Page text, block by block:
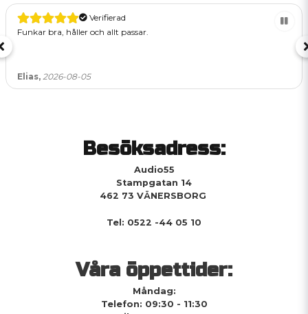
Verifierad
Funkar bra, håller och allt passar.
Elias, 2026-08-05
Besöksadress:
Audio55
Stampgatan 14
462 73 VÄNERSBORG
Tel: 0522 -44 05 10
Våra öppettider:
Måndag:
Telefon: 09:30 - 11:30